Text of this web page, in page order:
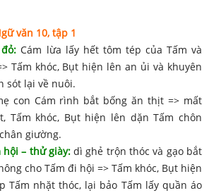
văn 10, tập 1
Cám lừa lấy hết tôm tép của Tấm và
Tấm khóc, Bụt hiện lên an ủi và khuyên
sót lại về nuôi.
con Cám rình bắt bống ăn thịt => mất
Tấm khóc, Bụt hiện lên dặn Tấm chôn
giường.
hội – thử giày:dì ghẻ trộn thóc và gạo bắt
cho Tấm đi hội => Tấm khóc, Bụt hiện
Tấm nhặt thóc, lại bảo Tấm lấy quần áo